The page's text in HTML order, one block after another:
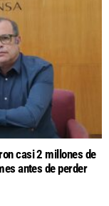
casi 2 millones de
antes de perder